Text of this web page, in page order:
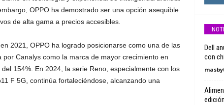
OPPO ha demostrado ser una opción asequible
de alta gama a precios accesibles.
2021, OPPO ha logrado posicionarse como una de las
Canalys como la marca de mayor crecimiento en
154%. En 2024, la serie Reno, especialmente con los
F 5G, continúa fortaleciéndose, alcanzando una
Dell
con